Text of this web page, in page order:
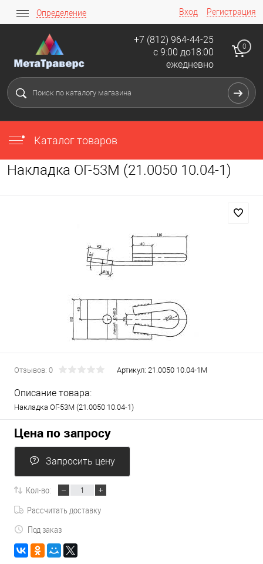
Вход Регистрация
Определение
+7 (812) 964-44-25
с 9:00 до18:00
ежедневно
0
Каталог товаров
Накладка ОГ-53М (21.0050 10.04-1)
Отзывов: 0 Артикул: 21.0050 10.04-1М
Описание товара:
Накладка ОГ-53М (21.0050 10.04-1)
Цена по запросу
Запросить цену
Кол-во:
Рассчитать доставку
Под заказ